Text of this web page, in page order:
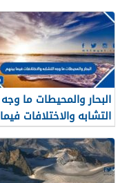
البحار والمحيطات ما وجه
التشابه والاختلافات فيما
بينهم